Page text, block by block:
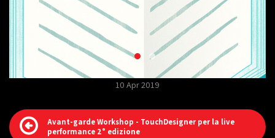
10 Apr 2019
Avant-garde Workshop - TouchDesigner per la live
performance 2° edizione